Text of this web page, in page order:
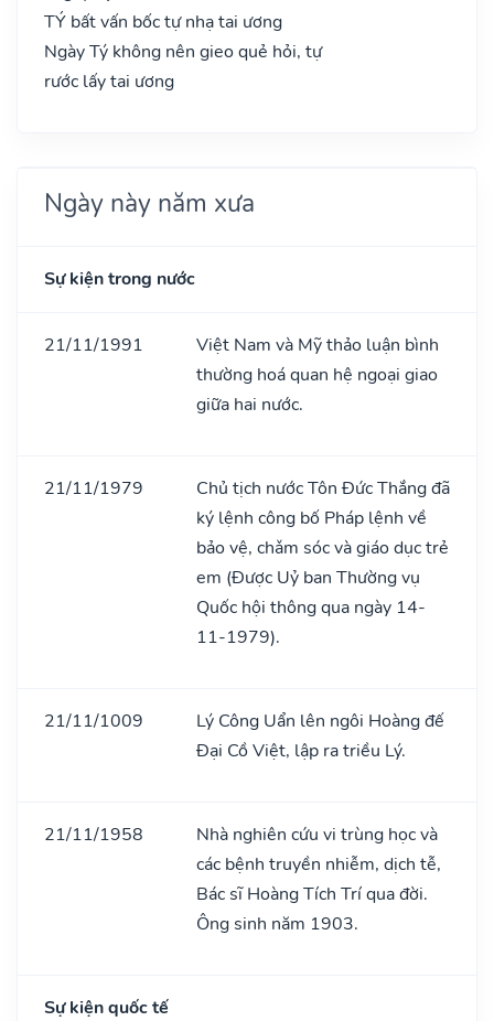
TÝ bất vấn bốc tự nhạ tai ương
Ngày Tý không nên gieo quẻ hỏi, tự
rước lấy tai ương
Ngày này năm xưa
Sự kiện trong nước
21/11/1991
Việt Nam và Mỹ thảo luận bình
thường hoá quan hệ ngoại giao
giữa hai nước.
21/11/1979
Chủ tịch nước Tôn Đức Thắng đã
ký lệnh công bố Pháp lệnh về
bảo vệ, chǎm sóc và giáo dục trẻ
em (Được Uỷ ban Thường vụ
Quốc hội thông qua ngày 14-
11-1979).
21/11/1009
Lý Công Uẩn lên ngôi Hoàng đế
Đại Cồ Việt, lập ra triều Lý.
21/11/1958
Nhà nghiên cứu vi trùng học và
các bệnh truyền nhiễm, dịch tễ,
Bác sĩ Hoàng Tích Trí qua đời.
Ông sinh năm 1903.
Sự kiện quốc tế